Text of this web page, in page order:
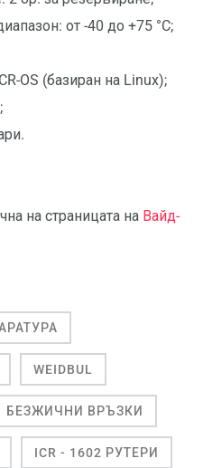
от -40 до +75 °C;
OS (базиран на Linux);
на страницата на Вайд-
WEIDBUL
БЕЗЖИЧНИ ВРЪЗКИ
ICR - 1602 РУТЕРИ